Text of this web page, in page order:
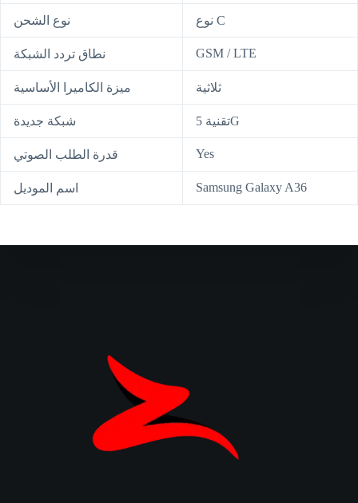
نوع الشحن نوع C
نطاق تردد الشبكة GSM / LTE
ميزة الكاميرا الأساسية ثلاثية
شبكة جديدة تقنية 5G
قدرة الطلب الصوتي Yes
اسم الموديل Samsung Galaxy A36